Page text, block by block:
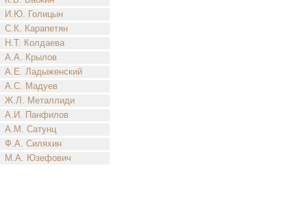
И.Ю. Голицын
С.К. Карапетян
Н.Т. Колдаева
А.А. Крылов
А.Е. Ладыженский
А.С. Мадуев
Ж.Л. Металлиди
А.И. Панфилов
А.М. Сатунц
Ф.А. Силяхин
М.А. Юзефович